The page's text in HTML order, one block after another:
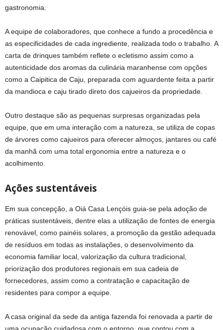
gastronomia.
A equipe de colaboradores, que conhece a fundo a procedência e
as especificidades de cada ingrediente, realizada todo o trabalho. A
carta de drinques também reflete o ecletismo assim como a
autenticidade dos aromas da culinária maranhense com opções
como a Caipitica de Caju, preparada com aguardente feita a partir
da mandioca e caju tirado direto dos cajueiros da propriedade.
Outro destaque são as pequenas surpresas organizadas pela
equipe, que em uma interação com a natureza, se utiliza de copas
de árvores como cajueiros para oferecer almoços, jantares ou café
da manhã com uma total ergonomia entre a natureza e o
acolhimento.
Ações sustentáveis
Em sua concepção, a Oiá Casa Lençóis guia-se pela adoção de
práticas sustentáveis, dentre elas a utilização de fontes de energia
renovável, como painéis solares, a promoção da gestão adequada
de resíduos em todas as instalações, o desenvolvimento da
economia familiar local, valorização da cultura tradicional,
priorização dos produtores regionais em sua cadeia de
fornecedores, assim como a contratação e capacitação de
residentes para compor a equipe.
A casa original da sede da antiga fazenda foi renovada a partir de
uma ocupação cuidadosa com o entorno, que contou com a